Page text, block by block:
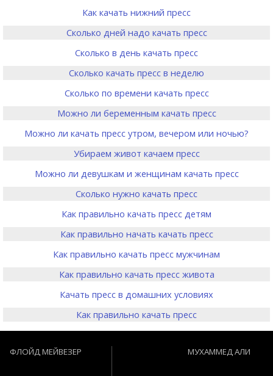
Как качать нижний пресс
Сколько дней надо качать пресс
Сколько в день качать пресс
Сколько качать пресс в неделю
Сколько по времени качать пресс
Можно ли беременным качать пресс
Можно ли качать пресс утром, вечером или ночью?
Убираем живот качаем пресс
Можно ли девушкам и женщинам качать пресс
Сколько нужно качать пресс
Как правильно качать пресс детям
Как правильно начать качать пресс
Как правильно качать пресс мужчинам
Как правильно качать пресс живота
Качать пресс в домашних условиях
Как правильно качать пресс
ФЛОЙД МЕЙВЕЗЕР МУХАММЕД АЛИ